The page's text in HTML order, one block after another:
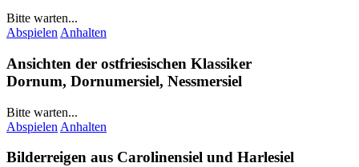
Bitte warten...
Abspielen Anhalten
Ansichten der ostfriesischen Klassiker
Dornum, Dornumersiel, Nessmersiel
Bitte warten...
Abspielen Anhalten
Bilderreigen aus Carolinensiel und Harlesiel